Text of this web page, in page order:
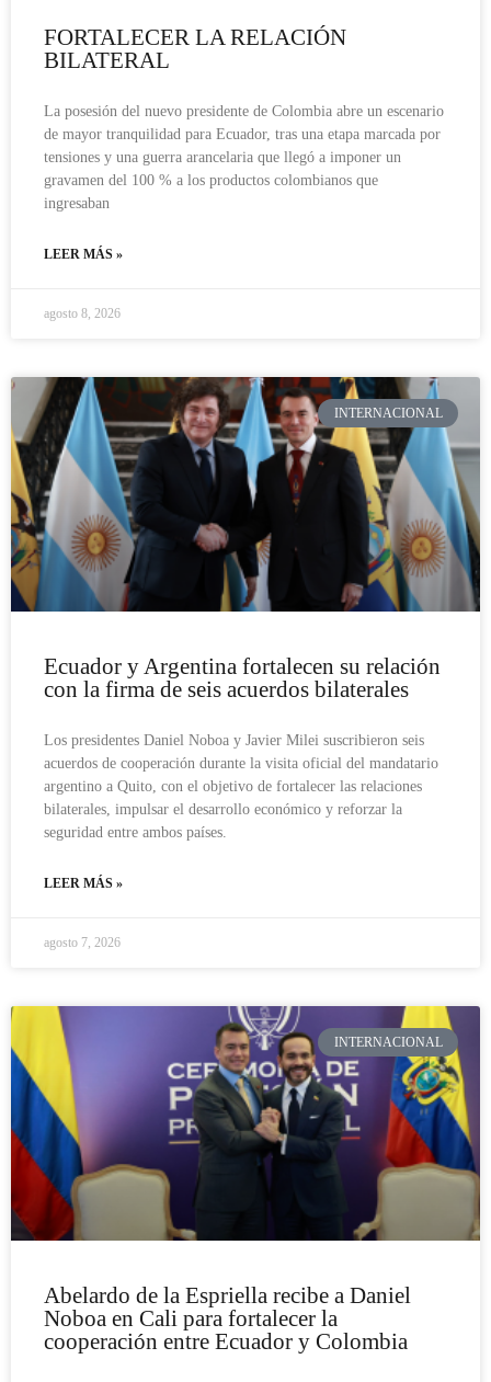
FORTALECER LA RELACIÓN
BILATERAL
La posesión del nuevo presidente de Colombia abre un escenario
de mayor tranquilidad para Ecuador, tras una etapa marcada por
tensiones y una guerra arancelaria que llegó a imponer un
gravamen del 100 % a los productos colombianos que
ingresaban
LEER MÁS »
agosto 8, 2026
INTERNACIONAL
Ecuador y Argentina fortalecen su relación
con la firma de seis acuerdos bilaterales
Los presidentes Daniel Noboa y Javier Milei suscribieron seis
acuerdos de cooperación durante la visita oficial del mandatario
argentino a Quito, con el objetivo de fortalecer las relaciones
bilaterales, impulsar el desarrollo económico y reforzar la
seguridad entre ambos países.
LEER MÁS »
agosto 7, 2026
INTERNACIONAL
Abelardo de la Espriella recibe a Daniel
Noboa en Cali para fortalecer la
cooperación entre Ecuador y Colombia